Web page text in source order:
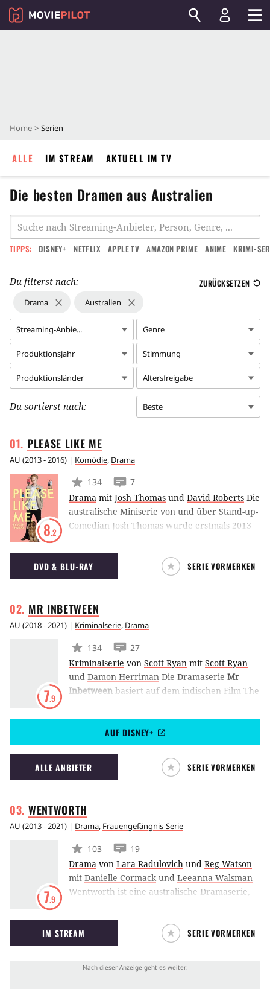
Home Serien
ALLE IM STREAM AKTUELL IM TV
Die besten Dramen aus Australien
TIPPS: DISNEY+ NETFLIX APPLE TV AMAZON PRIME ANIME KRIMI-
Du filterst nach: ZURÜCKSETZEN
Drama Australien
Streaming-Anbie... Genre
Produktionsjahr Stimmung
Produktionsländer Altersfreigabe
Du sortierst nach: Beste
PLEASE LIKE ME
AU (2013 - 2016) | Komödie, Drama
8.2
134
7
Drama mit Josh Thomas und David Roberts Die
australische Miniserie von und über Stand-up-
Comedian Josh Thomas wurde erstmals 2013
Coming-Out.
DVD & BLU-RAY SERIE VORMERKEN
MR INBETWEEN
AU (2018 - 2021) | Kriminalserie, Drama
7.9
134
27
Kriminalserie von Scott Ryan mit Scott Ryan
und Damon Herriman Die Dramaserie Mr
Inbetween basiert auf dem indischen Film The
(Scott Ryan), der seine Rollen als Vater, Freund
und Ex-Mann mit seinen kriminellen
Machenschaften vereinen muss. (LE)
AUF DISNEY+
ALLE ANBIETER SERIE VORMERKEN
WENTWORTH
AU (2013 - 2021) | Drama, Frauengefängnis-Serie
7.9
103
19
Drama von Lara Radulovich und Reg Watson
mit Danielle Cormack und Leeanna Walsman
Wentworth ist eine australische Dramaserie,
wurde und eine Neuauflage der Serie
Prisoners ist. Die Handlung dreht sich rund
um die Geschehnisse in einem
Geschehnisse befindet sich eine Frau, die
IM STREAM SERIE VORMERKEN